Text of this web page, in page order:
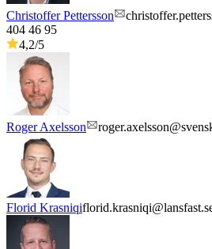
Christoffer Pettersson
404 46 95
4,2/5
Roger Axelsson
Florid Krasniqi